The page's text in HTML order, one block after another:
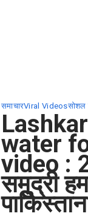
समाचारViral Videosसोशल
water
video :
समुद्री